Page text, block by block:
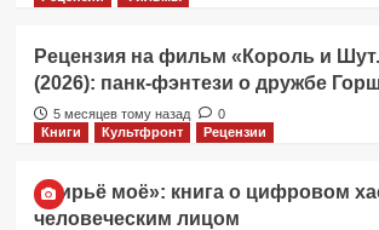
Рецензия на фильм «Король и
(2026): панк-фэнтези о дружбе
5 месяцев тому назад
0
Книги
Культфронт Рецензии
«Вирьё моё»: книга о цифровом
человеческим лицом